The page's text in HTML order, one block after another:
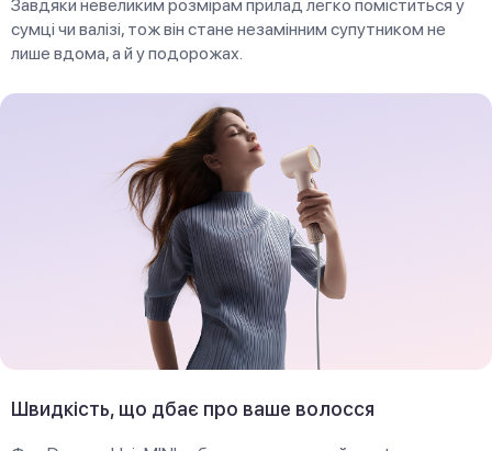
Завдяки невеликим розмірам прилад легко поміститься у
сумці чи валізі, тож він стане незамінним супутником не
лише вдома, а й у подорожах.
Швидкість, що дбає про ваше волосся